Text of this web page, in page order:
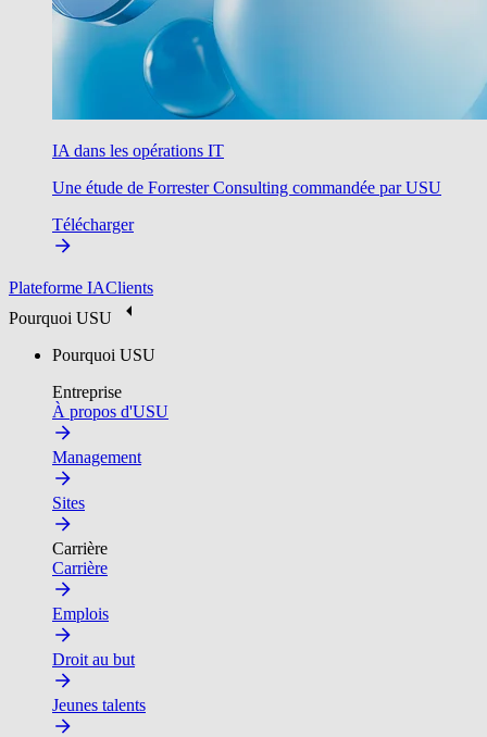
IA dans les opérations IT
Une étude de Forrester Consulting commandée par USU
Télécharger
Plateforme IAClients
Pourquoi USU
Pourquoi USU
Entreprise
À propos d'USU
Management
Sites
Carrière
Carrière
Emplois
Droit au but
Jeunes talents